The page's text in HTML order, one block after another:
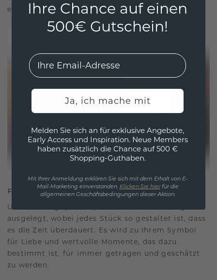
ethisch wie exquisit ist.
FÜR VERBINDUNGEN GESCHAFFEN
Unsere Designphilosophie ist auf Verbindung
ausgelegt, wobei jedes Stück so gestaltet ist, dass
es die Zeit überdauert. Es wird zu Ihrem Symbol
für Liebe und wertvolle Momente, das dazu
bestimmt ist, für immer getragen und geschätzt
zu werden.
Ihre Chance auf einen
500€ Gutschein!
EMail
Ja, ich mache mit
Melden Sie sich an für exklusive Angebote,
Early Access und Inspiration. Neue Members
haben zusätzlich die Chance auf 500 €
Shopping-Guthaben.
Mit Ihrer Anmeldung erklären Sie sich mit dem Erhalt von E-
Mail-Marketing einverstanden. Klicken Sie hierfür die
allgemeinen Geschäftsbedingungen dieser Aktion.